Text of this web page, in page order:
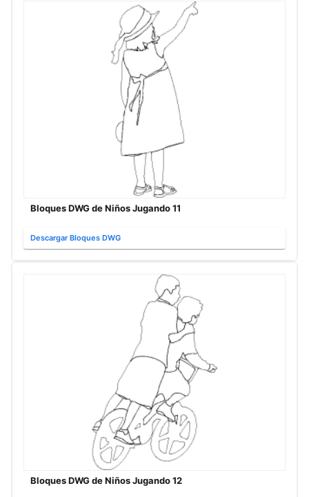
Bloques DWG de Niños Jugando 11
Descargar Bloques DWG
Bloques DWG de Niños Jugando 12